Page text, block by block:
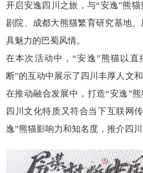
开启安逸四川之旅，与“安逸”熊猫
剧院、成都大熊猫繁育研究基地
具魅力的巴蜀风情。
在本次活动中，“安逸”熊猫以
断”的互动中展示了四川丰厚人文
在推动融合发展中，打造“安逸”
四川文化特质又符合当下互联网
逸”熊猫影响力和知名度，推介四